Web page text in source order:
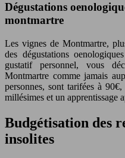
Dégustations
montmartre
Les vignes de Montmartre,
des dégustations
gustatif personnel, vous
Montmartre comme jamais
personnes, sont tarifées à
millésimes et un apprentissage
Budgétisation des
insolites